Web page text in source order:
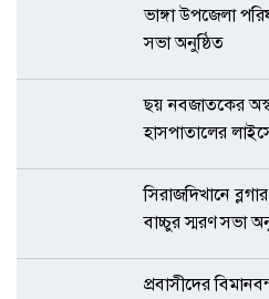
ভাঙ্গা উপজেলা
সভা অনুষ্ঠিত
ছয় নবজাতকের
হাসপাতালের
সিরাজদিখানে
বাচ্চুর স্মরণ সভা
প্রবাসীদের